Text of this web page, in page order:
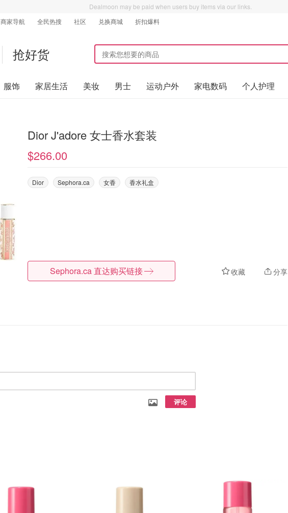
Dealmoon may be paid when users buy items via our links.
商家导航 全民热搜 社区 兑换商城 折扣爆料
抢好货
服饰 家居生活 美妆 男士 运动户外 家电数码 个人护理
Dior J'adore 女士香水套装
$266.00
Dior Sephora.ca 女香 香水礼盒
收藏 分享
Sephora.ca 直达购买链接
评论